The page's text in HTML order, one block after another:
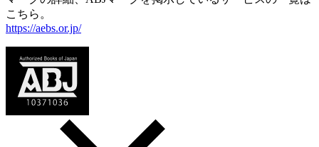
こちら。
https://aebs.or.jp/